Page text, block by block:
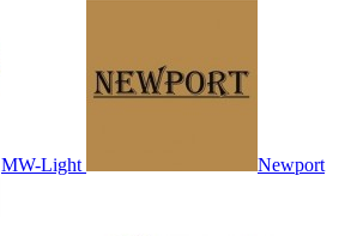
MW-Light Newport